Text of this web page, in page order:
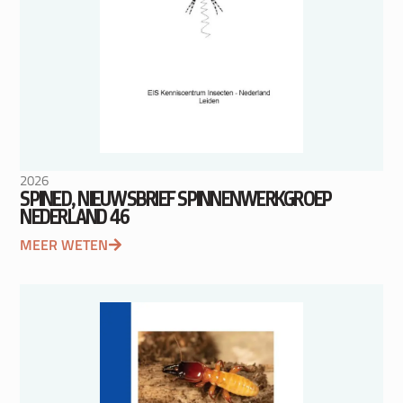
2026
SPINED, NIEUWSBRIEF SPINNENWERKGROEP
NEDERLAND 46
MEER WETEN